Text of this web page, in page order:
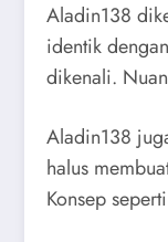
Aladin138
identik
dikenali.
Aladin138
halus
Konsep